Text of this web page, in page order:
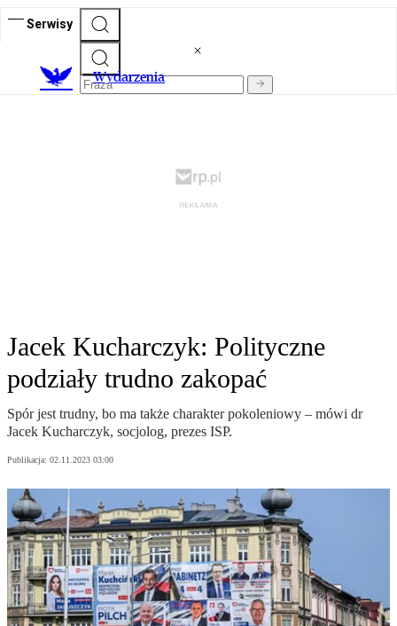
Serwisy
Wydarzenia
Jacek Kucharczyk: Polityczne
podziały trudno zakopać
Spór jest trudny, bo ma także charakter pokoleniowy – mówi dr
Jacek Kucharczyk, socjolog, prezes ISP.
Publikacja: 02.11.2023 03:00